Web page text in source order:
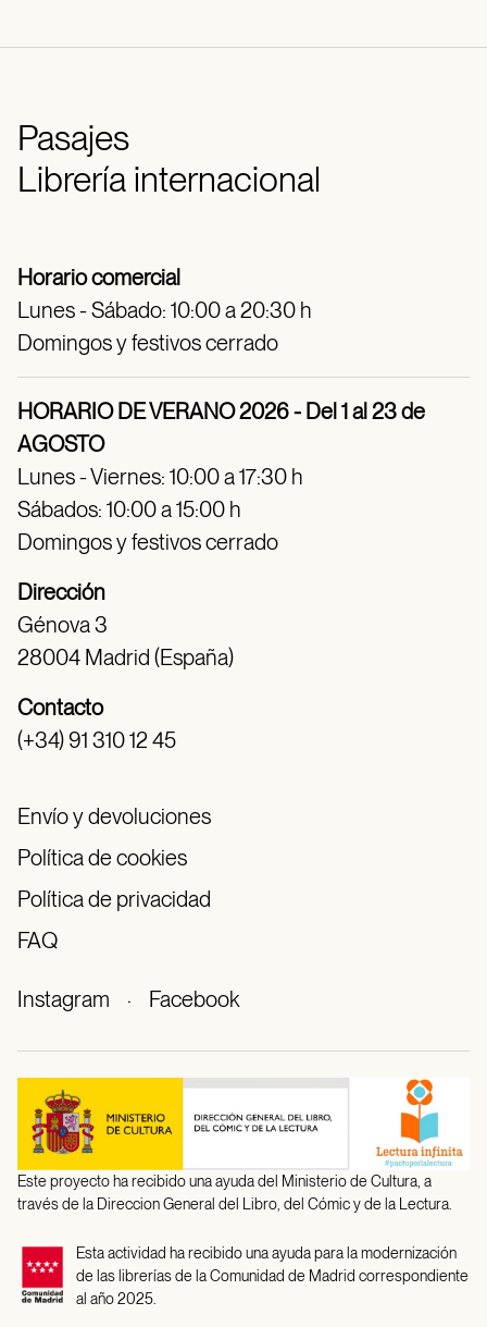
Pasajes
Librería internacional
Horario comercial
Lunes - Sábado: 10:00 a 20:30 h
Domingos y festivos cerrado
HORARIO DE VERANO 2026 - Del 1 al 23 de
AGOSTO
Lunes - Viernes: 10:00 a 17:30 h
Sábados: 10:00 a 15:00 h
Domingos y festivos cerrado
Dirección
Génova 3
28004 Madrid (España)
Contacto
(+34) 91 310 12 45
Envío y devoluciones
Política de cookies
Política de privacidad
FAQ
Instagram · Facebook
Este proyecto ha recibido una ayuda del Ministerio de Cultura, a
través de la Direccion General del Libro, del Cómic y de la Lectura.
Esta actividad ha recibido una ayuda para la modernización
de las librerías de la Comunidad de Madrid correspondiente
al año 2025.